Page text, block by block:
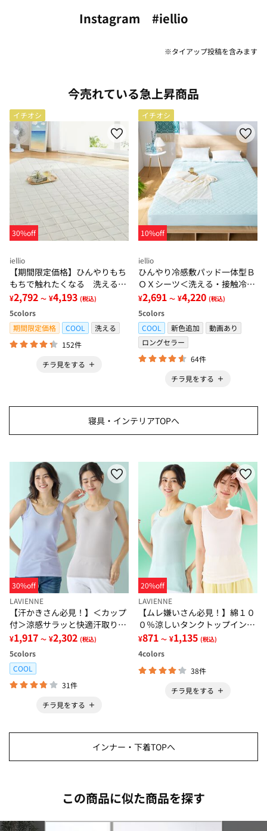
Instagram #iellio
※タイアップ投稿を含みます
今売れている急上昇商品
イチオシ
30%off
iellio
【期間限定価格】ひんやりもち
もちで触れたくなる 洗えるラ
グ＜低反発・滑りにくい・接触
冷感・防ダニ・カーペット＞
¥2,792 ～ ¥4,193 (税込)
5colors
期間限定価格
COOL
洗える
152件
チラ見をする
イチオシ
10%off
iellio
ひんやり冷感敷パッド一体型Ｂ
ＯＸシーツ＜洗える・接触冷
感・抗菌防臭・時短・家事楽・
ボックスシーツ・寝苦しさ対策
＞
¥2,691 ～ ¥4,220 (税込)
5colors
COOL
新色追加
動画あり
ロングセラー
64件
チラ見をする
寝具・インテリアTOPへ
30%off
LAVIENNE
【汗かきさん必見！】＜カップ
付＞涼感サラッと快適汗取りタ
ンクトップインナー＜さらりラ
ボ＞
¥1,917 ～ ¥2,302 (税込)
5colors
COOL
31件
チラ見をする
20%off
LAVIENNE
【ムレ嫌いさん必見！】綿１０
０％涼しいタンクトップインナ
ー＜さらりラボ＞
¥871 ～ ¥1,135 (税込)
4colors
38件
チラ見をする
インナー・下着TOPへ
この商品に似た商品を探す